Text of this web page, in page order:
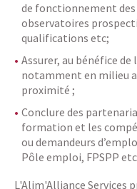
de fonctionnement
observatoires
qualifications etc;
Assurer, au bénéfice
notamment en milieu
proximité ;
Conclure des
formation et les
ou demandeurs
Pôle emploi, FPSPP
L'Alim'Alliance Services